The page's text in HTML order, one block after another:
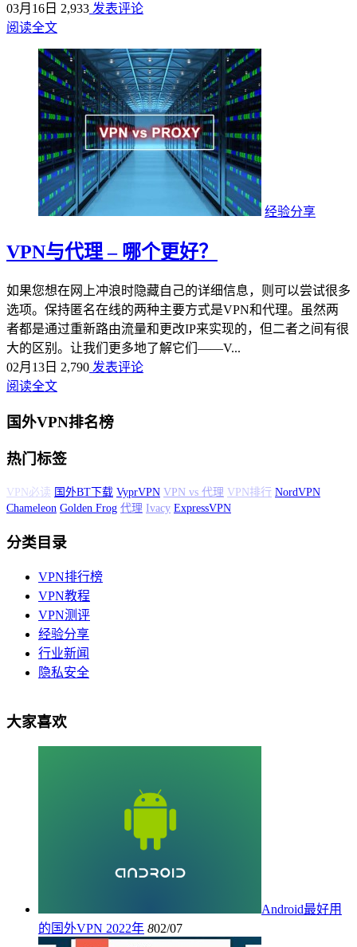
03月16日 2,933 发表评论
阅读全文
经验分享
VPN与代理 – 哪个更好？
如果您想在网上冲浪时隐藏自己的详细信息，则可以尝试很多
选项。保持匿名在线的两种主要方式是VPN和代理。虽然两
者都是通过重新路由流量和更改IP来实现的，但二者之间有很
大的区别。让我们更多地了解它们——V...
02月13日 2,790 发表评论
阅读全文
国外VPN排名榜
热门标签
国外BT下载 VyprVPN VPN vs 代理 VPN排行 NordVPN Chameleon
Golden Frog 代理 Ivacy ExpressVPN
分类目录
VPN排行榜
VPN教程
VPN测评
经验分享
行业新闻
隐私安全
大家喜欢
Android最好用
的国外VPN 2022年 802/07